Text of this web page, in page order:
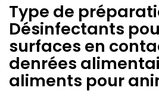
Type de
Désinfectants
surfaces en
denrées
aliments pour